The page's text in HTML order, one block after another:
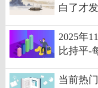
白了才
2025年
比持平-
当前热